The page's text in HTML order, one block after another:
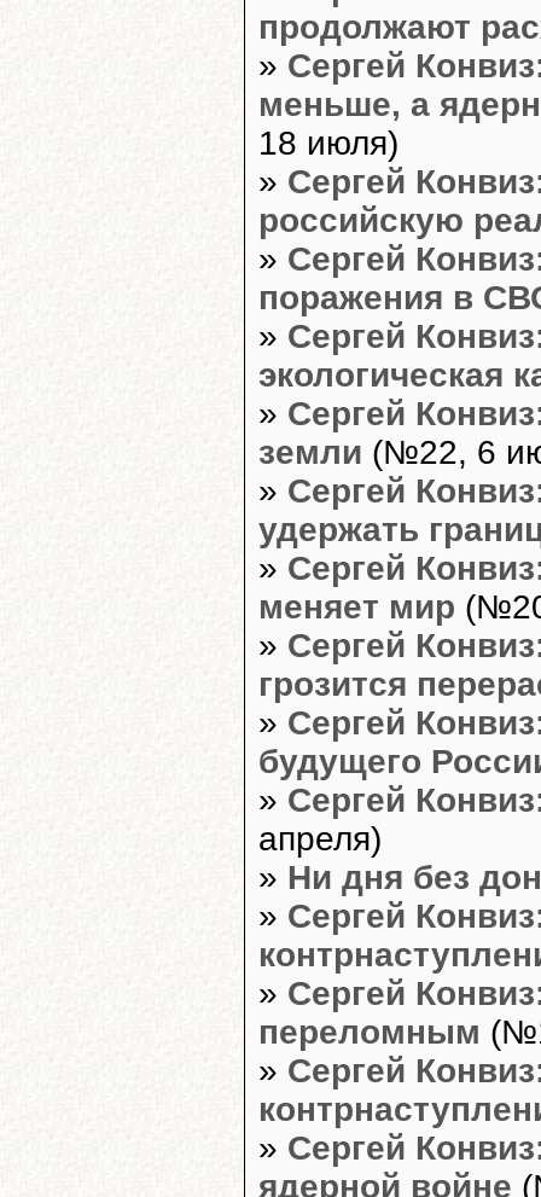
продолжают
» Сергей
меньше, а
18 июля)
» Сергей
российскую
» Сергей
поражения в
» Сергей
экологическая
» Сергей
земли (№22, 6
» Сергей
удержать
» Сергей
меняет мир
» Сергей
грозится
» Сергей
будущего
» Сергей
апреля)
» Ни дня без
» Сергей
» Сергей
переломным
» Сергей
» Сергей
ядерной войне